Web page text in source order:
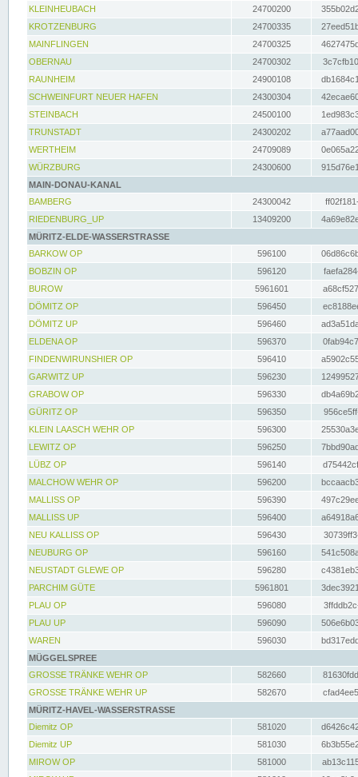
KLEINHEUBACH 24700200
KROTZENBURG
24700335
MAINFLINGEN
24700325
OBERNAU
24700302
RAUNHEIM
24900108
SCHWEINFURT NEUER HAFEN
24300304
STEINBACH
24500100
TRUNSTADT
24300202
WERTHEIM
24709089
WÜRZBURG
24300600
MAIN-DONAU-KANAL
BAMBERG
24300042
RIEDENBURG_UP
13409200
MÜRITZ-ELDE-WASSERSTRASSE
BARKOW OP
596100
BOBZIN OP
596120
BUROW
5961601
DÖMITZ OP
596450
DÖMITZ UP
596460
ELDENA OP
596370
FINDENWIRUNSHIER OP
596410
GARWITZ UP
596230
GRABOW OP
596330
GÜRITZ OP
596350
KLEIN LAASCH WEHR OP
596300
LEWITZ OP
596250
LÜBZ OP
596140
MALCHOW WEHR OP
596200
MALLISS OP
596390
MALLISS UP
596400
NEU KALLISS OP
596430
NEUBURG OP
596160
NEUSTADT GLEWE OP
596280
PARCHIM GÜTE
5961801
PLAU OP
596080
PLAU UP
596090
WAREN
596030
MÜGGELSPREE
GROSSE TRÄNKE WEHR OP
582660
GROSSE TRÄNKE WEHR UP
582670
MÜRITZ-HAVEL-WASSERSTRASSE
Diemitz OP
581020
Diemitz UP
581030
MIROW OP
581000